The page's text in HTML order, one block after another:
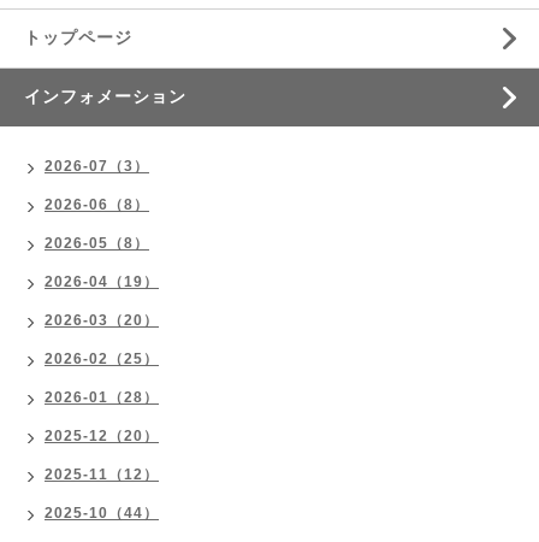
トップページ
インフォメーション
2026-07（3）
2026-06（8）
2026-05（8）
2026-04（19）
2026-03（20）
2026-02（25）
2026-01（28）
2025-12（20）
2025-11（12）
2025-10（44）